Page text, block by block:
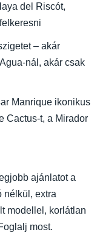
del Riscót,
– akár
nál, akár csak
Manrique ikonikus
Cactus-t, a Mirador
ajánlatot a
nélkül, extra
modellel, korlátlan
most.